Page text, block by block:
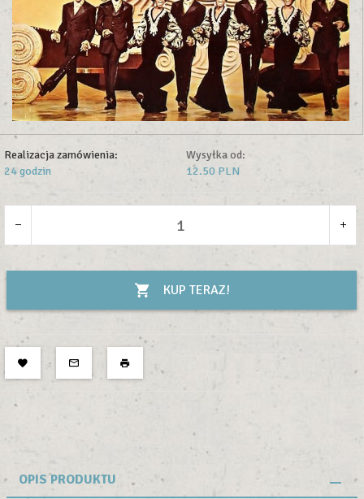
Realizacja zamówienia:
24 godzin
Wysyłka od:
12.50 PLN
KUP TERAZ!
OPIS PRODUKTU